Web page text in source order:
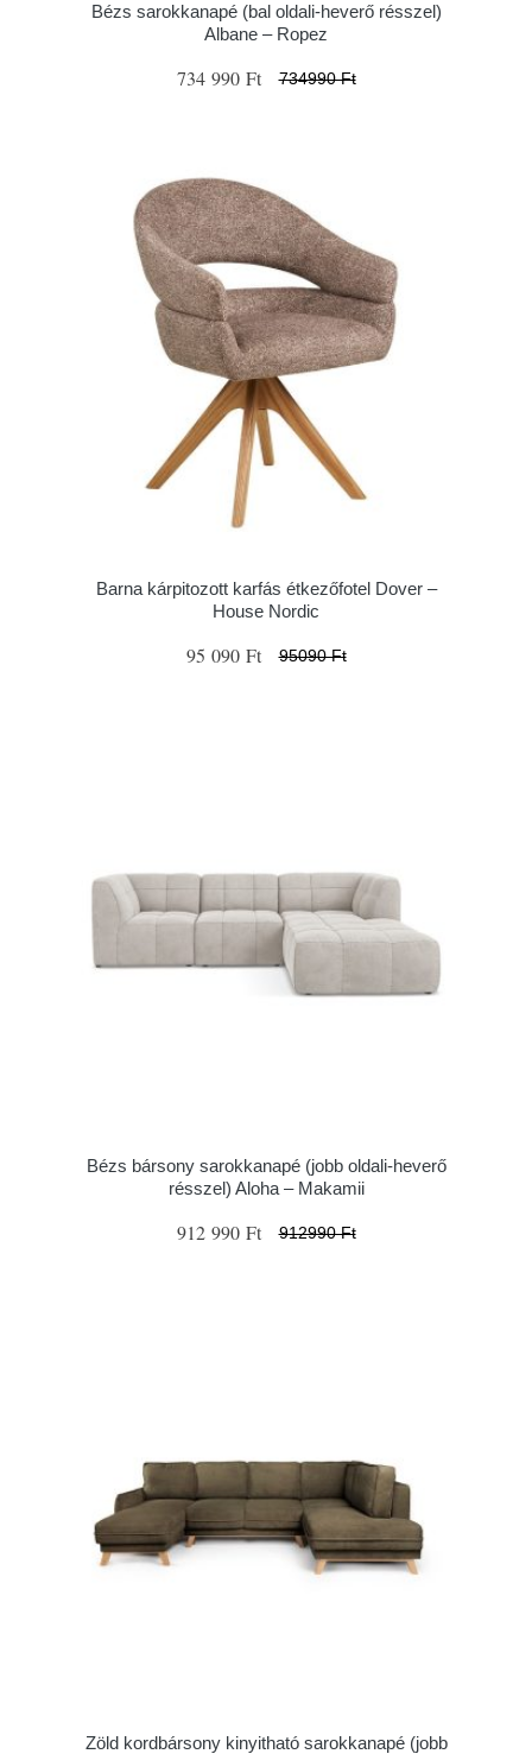
Bézs sarokkanapé (bal oldali-heverő résszel)
Albane – Ropez
734 990 Ft 734990 Ft
Barna kárpitozott karfás étkezőfotel Dover –
House Nordic
95 090 Ft 95090 Ft
Bézs bársony sarokkanapé (jobb oldali-heverő
résszel) Aloha – Makamii
912 990 Ft 912990 Ft
Zöld kordbársony kinyitható sarokkanapé (jobb